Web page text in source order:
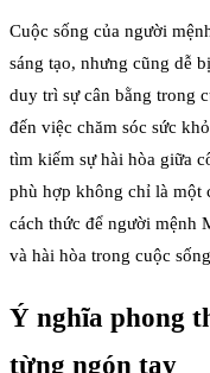
Cuộc sống của người
sáng tạo, nhưng cũng dễ
duy trì sự cân bằng trong
đến việc chăm sóc sức
tìm kiếm sự hài hòa giữa
phù hợp không chỉ là một
cách thức để người mệnh
và hài hòa trong cuộc
Ý nghĩa phong
từng ngón tay